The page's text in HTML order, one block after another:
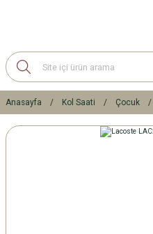
Anasayfa Kol Saati Çocuk